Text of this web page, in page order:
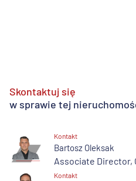
Skontaktuj się
w sprawie tej
Kontakt
Bartosz Oleksak
Associate Director,
Kontakt